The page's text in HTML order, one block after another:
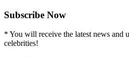
Subscribe Now
* You will receive the latest news and
celebrities!